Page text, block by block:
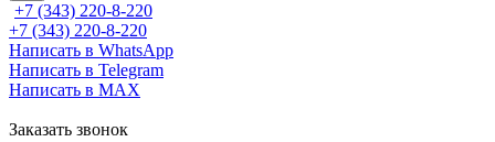
+7 (343) 220-8-220
+7 (343) 220-8-220
Написать в WhatsApp
Написать в Telegram
Написать в MAX
Заказать звонок